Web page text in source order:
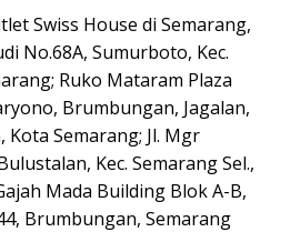
Swiss House di Semarang,
No.68A, Sumurboto, Kec.
Ruko Mataram Plaza
Brumbungan, Jagalan,
Kota Semarang; Jl. Mgr
Kec. Semarang Sel.,
Mada Building Blok A-B,
Brumbungan, Semarang